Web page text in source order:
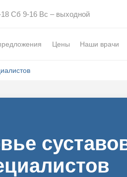
Сб 9-16 Вс – выходной
Цены Наши врачи